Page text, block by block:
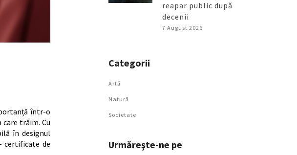
într-o
trăim. Cu
în designul
certificate de
reapar public după
decenii
7 August 2026
Categorii
Artǎ
Natură
Societate
Urmăreşte-ne pe